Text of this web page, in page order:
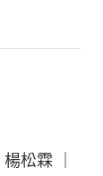
松霖 ｜